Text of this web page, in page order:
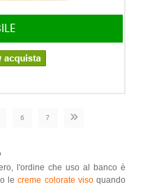
6 7
l'ordine che uso al banco è
lecreme colorate visoquando